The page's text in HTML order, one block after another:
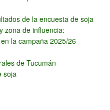
de la encuesta de soja
zona de influencia:
la campaña 2025/26
de Tucumán
soja